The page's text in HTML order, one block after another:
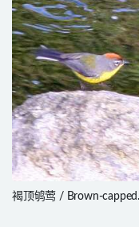
褐顶鸲莺 / Brown-capped